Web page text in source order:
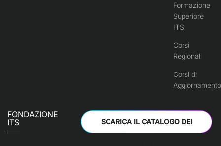
Formazione
Superiore
ITS
Corsi
Regionali
Corsi di
Aggiornamento
FONDAZIONE
ITS
SCARICA IL CATALOGO DEI